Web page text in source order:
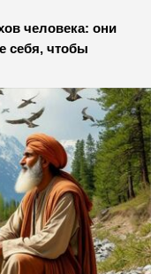
человека: они
себя, чтобы